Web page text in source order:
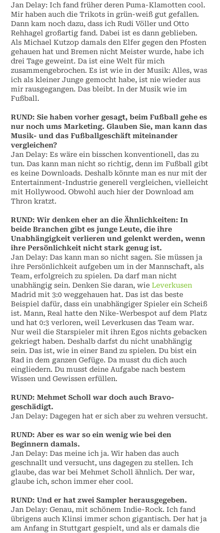
Jan Delay: Ich fand früher deren Puma-Klamotten cool.
Mir haben auch die Trikots in grün-weiß gut gefallen.
Dann kam noch dazu, dass ich Rudi Völler und Otto
Rehhagel großartig fand. Dabei ist es dann geblieben.
Als Michael Kutzop damals den Elfer gegen den Pfosten
gehauen hat und Bremen nicht Meister wurde, habe ich
drei Tage geweint. Da ist eine Welt für mich
zusammengebrochen. Es ist wie in der Musik: Alles, was
ich als kleiner Junge gemocht habe, ist nie wieder aus
mir rausgegangen. Das bleibt. In der Musik wie im
Fußball.
RUND: Sie haben vorher gesagt, beim Fußball gehe es
nur noch ums Marketing. Glauben Sie, man kann das
Musik- und das Fußballgeschäft miteinander
vergleichen?
Jan Delay: Es wäre ein bisschen konventionell, das zu
tun. Das kann man nicht so richtig, denn im Fußball gibt
es keine Downloads. Deshalb könnte man es nur mit der
Entertainment-Industrie generell vergleichen, vielleicht
mit Hollywood. Obwohl auch hier der Download am
Thron kratzt.
RUND: Wir denken eher an die Ähnlichkeiten: In
beide Branchen gibt es junge Leute, die ihre
Unabhängigkeit verlieren und gelenkt werden, wenn
ihre Persönlichkeit nicht stark genug ist.
Jan Delay: Das kann man so nicht sagen. Sie müssen ja
ihre Persönlichkeit aufgeben um in der Mannschaft, als
Team, erfolgreich zu spielen. Da darf man nicht
unabhängig sein. Denken Sie daran, wieLeverkusen
Madrid mit 3:0 weggehauen hat. Das ist das beste
Beispiel dafür, dass ein unabhängiger Spieler ein Scheiß
ist. Mann, Real hatte den Nike-Werbespot auf dem Platz
und hat 0:3 verloren, weil Leverkusen das Team war.
Nur weil die Starspieler mit ihren Egos nichts gebacken
gekriegt haben. Deshalb darfst du nicht unabhängig
sein. Das ist, wie in einer Band zu spielen. Du bist ein
Rad in dem ganzen Gefüge. Da musst du dich auch
eingliedern. Du musst deine Aufgabe nach bestem
Wissen und Gewissen erfüllen.
RUND: Mehmet Scholl war doch auch Bravo-
geschädigt.
Jan Delay: Dagegen hat er sich aber zu wehren versucht.
RUND: Aber es war so ein wenig wie bei den
Beginnern damals.
Jan Delay: Das meine ich ja. Wir haben das auch
geschnallt und versucht, uns dagegen zu stellen. Ich
glaube, das war bei Mehmet Scholl ähnlich. Der war,
glaube ich, schon immer eher cool.
RUND: Und er hat zwei Sampler herausgegeben.
Jan Delay: Genau, mit schönem Indie-Rock. Ich fand
übrigens auch Klinsi immer schon gigantisch. Der hat ja
am Anfang in Stuttgart gespielt, und als er damals die